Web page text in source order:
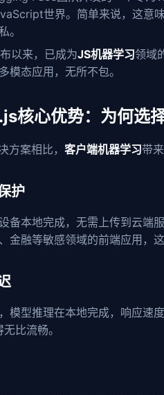
世界。简单来说，这意
。
以来，已成为JS机器学习领域
模态应用，无所不包。
核心优势：为何选
方案相比， 客户端机器学习带
护
备本地完成，无需上传到云端
金融等敏感领域的前端应用，
模型推理在本地完成，响应速
比流畅。